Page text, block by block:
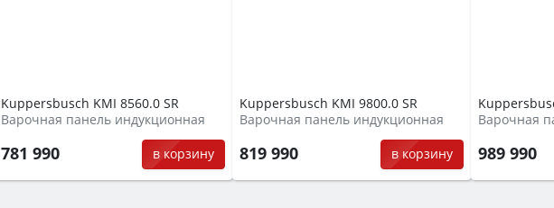
Kuppersbusch KMI 8560.0 SR
Варочная панель индукционная
781 990 в корзину
Kuppersbusch KMI 9800.0 SR
Варочная панель индукционная
819 990 в корзину
Варочная
989 990